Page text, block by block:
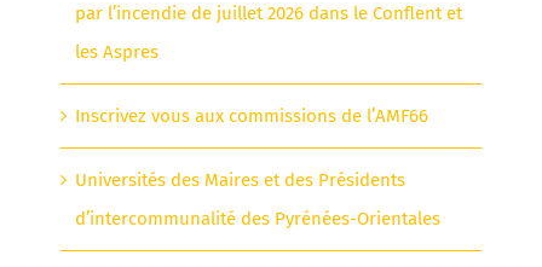
par l’incendie de juillet 2026 dans le Conflent et
les Aspres
Inscrivez vous aux commissions de l’AMF66
Universités des Maires et des Présidents
d’intercommunalité des Pyrénées-Orientales